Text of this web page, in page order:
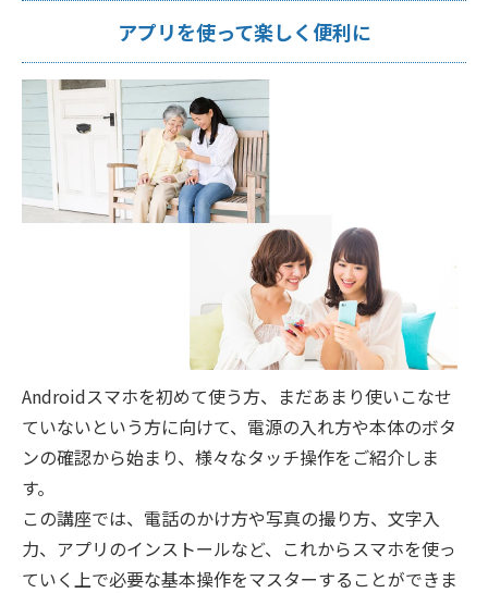
アプリを使って楽しく便利に
Androidスマホを初めて使う方、まだあまり使いこなせ
ていないという方に向けて、電源の入れ方や本体のボタ
ンの確認から始まり、様々なタッチ操作をご紹介しま
す。
この講座では、電話のかけ方や写真の撮り方、文字入
力、アプリのインストールなど、これからスマホを使っ
ていく上で必要な基本操作をマスターすることができま